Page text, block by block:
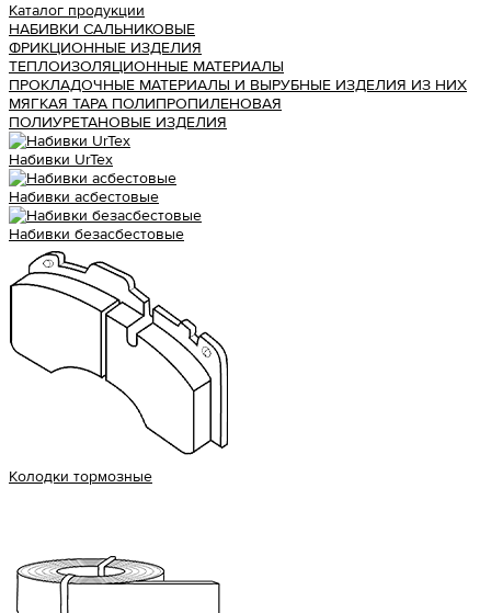
Каталог продукции
НАБИВКИ САЛЬНИКОВЫЕ
ФРИКЦИОННЫЕ ИЗДЕЛИЯ
ТЕПЛОИЗОЛЯЦИОННЫЕ МАТЕРИАЛЫ
ПРОКЛАДОЧНЫЕ МАТЕРИАЛЫ И ВЫРУБНЫЕ ИЗДЕЛИЯ ИЗ НИХ
МЯГКАЯ ТАРА ПОЛИПРОПИЛЕНОВАЯ
ПОЛИУРЕТАНОВЫЕ ИЗДЕЛИЯ
Набивки UrTex
Набивки асбестовые
Набивки безасбестовые
Колодки тормозные